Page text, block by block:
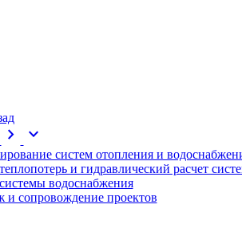
chevron_right expand_more
систем отопления и
и гидравлический расчет
водоснабжения
и сопровождение проектов